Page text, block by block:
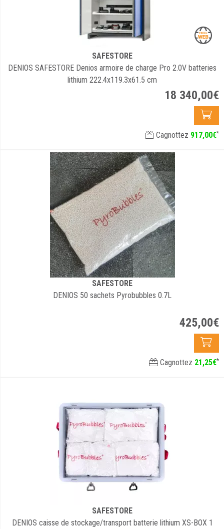
SAFESTORE
DENIOS SAFESTORE Denios armoire de charge Pro 2.0V batteries
lithium 222.4x119.3x61.5 cm
18 340,00€
Cagnottez 917,00€*
SAFESTORE
DENIOS 50 sachets Pyrobubbles 0.7L
425,00€
Cagnottez 21,25€*
SAFESTORE
DENIOS caisse de stockage/transport batterie lithium XS-BOX 1